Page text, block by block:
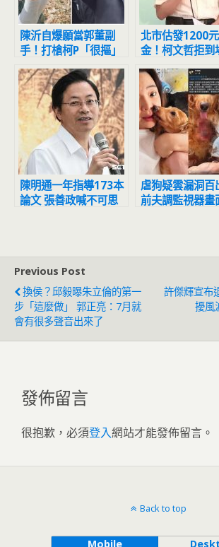
陳沂自爆願當郭董副
手！打槍柯P「很摳」
超歪理由全曝光
北市估發1200
金！柯文哲拒到
黃珊珊代打
陳明通一年指導173本
論文 張善政喊不可思
虐狗疑雲漏洞百
前夫調監視器畫
Previous Post
換侯？邱毅曝朱立倫的第一
步「這麼做」 郭正亮：7月就
會有很多聲音出來了
許傑輝宣布
擾風
發佈留言
很抱歉，必須登入網站才能發佈留言。
Back to top
Mobile